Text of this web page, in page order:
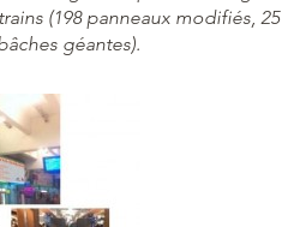
(198 panneaux modifiés, 25
géantes).